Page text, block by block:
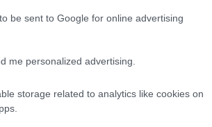
be sent to Google for online advertising
me personalized advertising.
storage related to analytics like cookies on